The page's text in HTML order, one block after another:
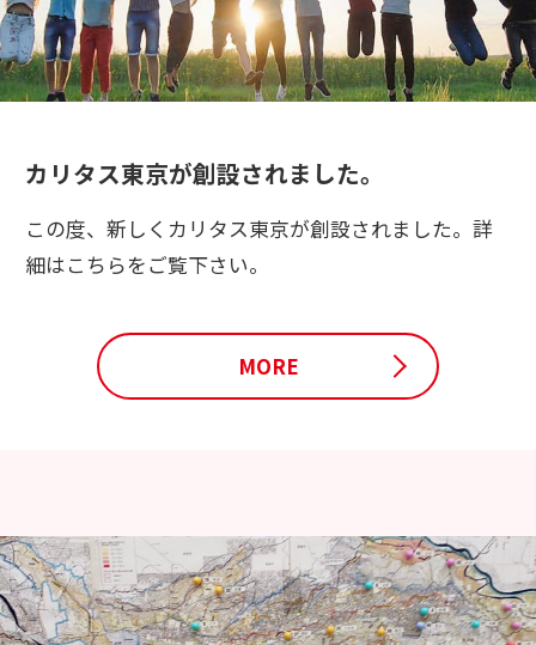
カリタス東京が創設されました。
この度、新しくカリタス東京が創設されました。詳
細はこちらをご覧下さい。
MORE